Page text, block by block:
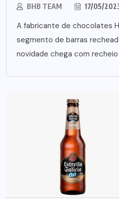
BHB TEAM 17/05/
A fabricante de chocolates
segmento de barras
novidade chega com